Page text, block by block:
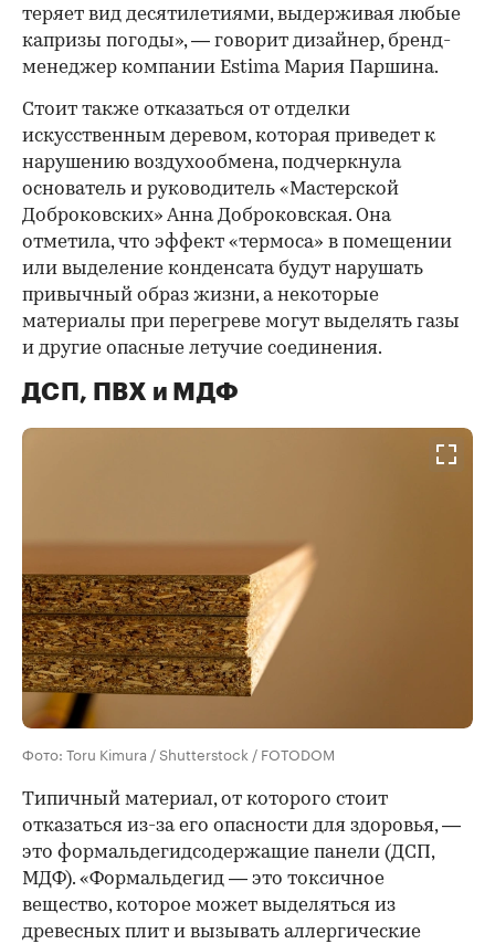
теряет вид десятилетиями, выдерживая любые
капризы погоды», — говорит дизайнер, бренд-
менеджер компании Estima Мария Паршина.
Стоит также отказаться от отделки
искусственным деревом, которая приведет к
нарушению воздухообмена, подчеркнула
основатель и руководитель «Мастерской
Доброковских» Анна Доброковская. Она
отметила, что эффект «термоса» в помещении
или выделение конденсата будут нарушать
привычный образ жизни, а некоторые
материалы при перегреве могут выделять газы
и другие опасные летучие соединения.
ДСП, ПВХ и МДФ
Фото: Toru Kimura / Shutterstock / FOTODOM
Типичный материал, от которого стоит
отказаться из-за его опасности для здоровья, —
это формальдегидсодержащие панели (ДСП,
МДФ). «Формальдегид — это токсичное
вещество, которое может выделяться из
древесных плит и вызывать аллергические